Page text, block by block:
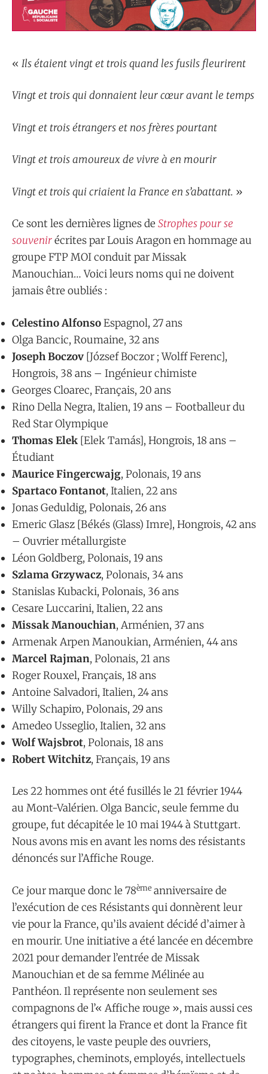
« Ils étaient vingt et trois quand les fusils fleurirent
Vingt et trois qui donnaient leur cœur avant le temps
Vingt et trois étrangers et nos frères pourtant
Vingt et trois amoureux de vivre à en mourir
Vingt et trois qui criaient la France en s’abattant. »
Ce sont les dernières lignes de Strophes pour se
souvenirécrites par Louis Aragon en hommage au
groupe FTP MOI conduit par Missak
Manouchian… Voici leurs noms qui ne doivent
jamais être oubliés :
Celestino AlfonsoEspagnol, 27 ans
Olga Bancic, Roumaine, 32 ans
Joseph Boczov [József Boczor ; Wolff Ferenc],
Hongrois, 38 ans – Ingénieur chimiste
Georges Cloarec, Français, 20 ans
Rino Della Negra, Italien, 19 ans – Footballeur du
Red Star Olympique
Thomas Elek [Elek Tamás], Hongrois, 18 ans –
Étudiant
Maurice Fingercwajg, Polonais, 19 ans
Spartaco Fontanot, Italien, 22 ans
Jonas Geduldig, Polonais, 26 ans
Emeric Glasz [Békés (Glass) Imre], Hongrois, 42 ans
– Ouvrier métallurgiste
Léon Goldberg, Polonais, 19 ans
Szlama Grzywacz, Polonais, 34 ans
Stanislas Kubacki, Polonais, 36 ans
Cesare Luccarini, Italien, 22 ans
Missak Manouchian, Arménien, 37 ans
Armenak Arpen Manoukian, Arménien, 44 ans
Marcel Rajman, Polonais, 21 ans
Roger Rouxel, Français, 18 ans
Antoine Salvadori, Italien, 24 ans
Willy Schapiro, Polonais, 29 ans
Amedeo Usseglio, Italien, 32 ans
Wolf Wajsbrot, Polonais, 18 ans
Robert Witchitz, Français, 19 ans
Les 22 hommes ont été fusillés le 21 février 1944
au Mont-Valérien. Olga Bancic, seule femme du
groupe, fut décapitée le 10 mai 1944 à Stuttgart.
Nous avons mis en avant les noms des résistants
dénoncés sur l’Affiche Rouge.
Ce jour marque donc le 78ème anniversaire de
l’exécution de ces Résistants qui donnèrent leur
vie pour la France, qu’ils avaient décidé d’aimer à
en mourir. Une initiative a été lancée en décembre
2021 pour demander l’entrée de Missak
Manouchian et de sa femme Mélinée au
Panthéon. Il représente non seulement ses
compagnons de l’« Affiche rouge », mais aussi ces
étrangers qui firent la France et dont la France fit
des citoyens, le vaste peuple des ouvriers,
typographes, cheminots, employés, intellectuels